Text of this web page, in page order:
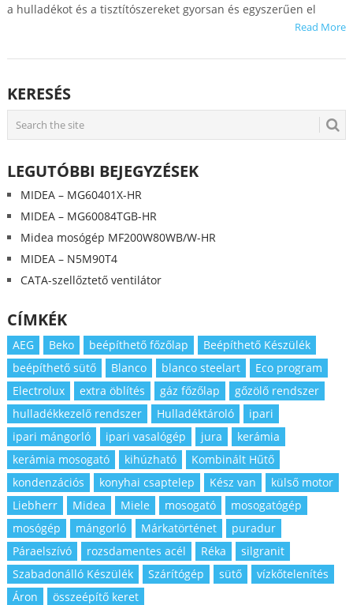
a hulladékot és a tisztítószereket gyorsan és egyszerűen el
Read More
KERESÉS
LEGUTÓBBI BEJEGYZÉSEK
MIDEA – MG60401X-HR
MIDEA – MG60084TGB-HR
Midea mosógép MF200W80WB/W-HR
MIDEA – N5M90T4
CATA-szellőztető ventilátor
CÍMKÉK
AEG Beko beépíthető főzőlap
Beépíthető Készülék
beépíthető sütő
Blanco blanco steelart
Eco program
Electrolux
extra öblítés gáz főzőlap
gőzölő rendszer
hulladékkezelő rendszer
Hulladéktároló
ipari
ipari mángorló
ipari vasalógép jura
kerámia
kerámia mosogató
kihúzható
Kombinált Hűtő
kondenzációs
konyhai csaptelep Kész van
külső motor
Liebherr
Midea Miele mosogató
mosogatógép
mosógép
mángorló Márkatörténet
puradur
Páraelszívó
rozsdamentes acél Réka
silgranit
Szabadonálló Készülék
Szárítógép sütő
vízkőtelenítés
Áron
összeépítő keret